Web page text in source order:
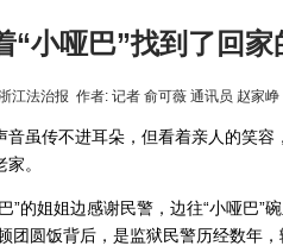
“小哑巴”找到了回家
江法治报 作者: 记者 俞可薇 通讯员 赵家
虽传不进耳朵，但看着亲人的笑容
。
”的姐姐边感谢民警，边往“小哑巴”
圆饭背后，是监狱民警历经数年